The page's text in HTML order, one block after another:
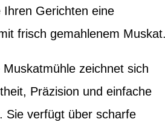
Ihren Gerichten eine
frisch gemahlenem
zeichnet sich
Präzision und einfache
Sie verfügt über scharfe